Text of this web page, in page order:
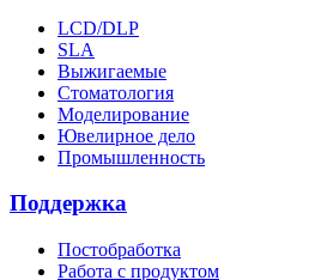
LCD/DLP
SLA
Выжигаемые
Стоматология
Моделирование
Ювелирное дело
Промышленность
Поддержка
Постобработка
Работа с продуктом